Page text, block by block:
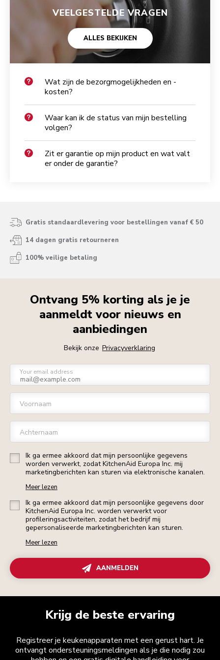
VEELGESTELDE VRAGEN
ALLES BEKIJKEN
Wat zijn de bezorgmogelijkheden en -
kosten?
Waar kan ik de status van mijn bestelling
volgen?
Zit er garantie op mijn product en wat valt
er onder de garantie?
Gratis standaardlevering voor bestellingen vanaf € 50
14 dagen gratis retourneren
100% veilige betaling
Ontvang 5% korting als je je
aanmeldt voor nieuws en
aanbiedingen
Bekijk onze Privacyverklaring
Your email address
Voornaam
Achternaam
Ik ga ermee akkoord dat mijn persoonlijke gegevens
worden verwerkt, zodat KitchenAid Europa Inc. mij
marketingberichten kan sturen via elektronische kanalen.
Meer lezen
Ik ga ermee akkoord dat mijn persoonlijke gegevens door
KitchenAid Europa Inc. worden verwerkt voor
profileringsactiviteiten, zodat het bedrijf mij
gepersonaliseerde marketingberichten kan sturen.
Meer lezen
AANMELDEN
Krijg de beste ervaring
Registreer je keukenapparaten met een gerust hart. Je
ontvangt ondersteuningsmeldingen als je die nodig zou